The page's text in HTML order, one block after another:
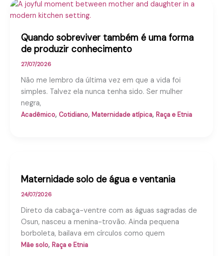
Quando sobreviver também é uma forma
de produzir conhecimento
27/07/2026
Não me lembro da última vez em que a vida foi
simples. Talvez ela nunca tenha sido. Ser mulher
negra,
Acadêmico, Cotidiano, Maternidade atípica, Raça e Etnia
Maternidade solo de água e ventania
24/07/2026
Direto da cabaça-ventre com as águas sagradas de
Osun, nasceu a menina-trovão. Ainda pequena
borboleta, bailava em círculos como quem
Mãe solo, Raça e Etnia